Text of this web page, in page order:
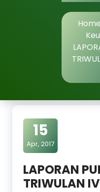
Home
15
Apr, 2017
LAPORAN
TRIWULAN